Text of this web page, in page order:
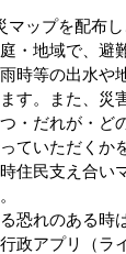
ップを配布
・地域で、避
時等の出水や
す。また、災
・だれが・ど
ていただくか
住民支え合い
恐れのある時
政アプリ（ラ